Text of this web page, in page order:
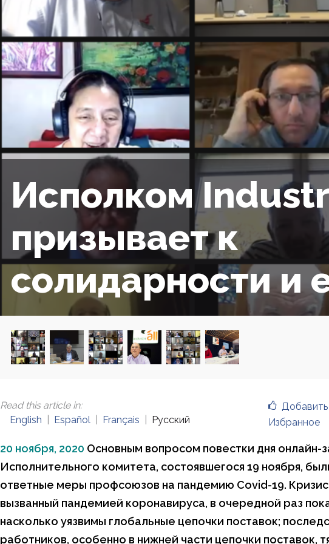
Исполком
призывает к
солидарности и
Избранное
Read this article in:
English
Español Français Русский
20 ноября, 2020 Основным вопросом повестки дня онлайн-
Исполнительного комитета, состоявшегося 19 ноября,
ответные меры профсоюзов на пандемию Covid-19.
вызванный пандемией коронавируса, в очередной раз
насколько уязвимы глобальные цепочки поставок;
работников, особенно в нижней части цепочки поставок,